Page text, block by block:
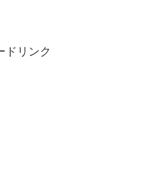
ドリンク